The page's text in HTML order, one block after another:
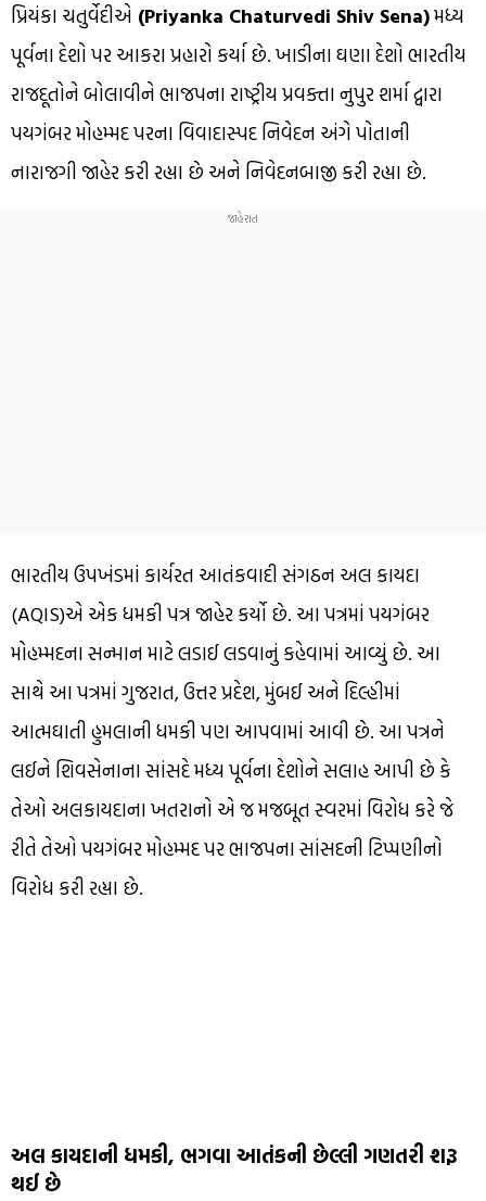
પ્રિયંકા ચતુર્વેદીએ (Priyanka Chaturvedi Shiv Sena)મધ્ય
પૂર્વના દેશો પર આકરા પ્રહારો કર્યા છે. ખાડીના ઘણા દેશો ભારતીય
રાજદૂતોને બોલાવીને ભાજપના રાષ્ટ્રીય પ્રવક્તા નુપુર શર્મા દ્વારા
પયગંબર મોહમ્મદ પરના વિવાદાસ્પદ નિવેદન અંગે પોતાની
નારાજગી જાહેર કરી રહ્યા છે અને નિવેદનબાજી કરી રહ્યા છે.
ભારતીય ઉપખંડમાં કાર્યરત આતંકવાદી સંગઠન અલ કાયદા
(AQIS)એ એક ધમકી પત્ર જાહેર કર્યો છે. આ પત્રમાં પયગંબર
મોહમ્મદના સન્માન માટે લડાઈ લડવાનું કહેવામાં આવ્યું છે. આ
સાથે આ પત્રમાં ગુજરાત, ઉત્તર પ્રદેશ, મુંબઈ અને દિલ્હીમાં
આત્મઘાતી હુમલાની ધમકી પણ આપવામાં આવી છે. આ પત્રને
લઈને શિવસેનાના સાંસદે મધ્ય પૂર્વના દેશોને સલાહ આપી છે કે
તેઓ અલકાયદાના ખતરાનો એ જ મજબૂત સ્વરમાં વિરોધ કરે જે
રીતે તેઓ પયગંબર મોહમ્મદ પર ભાજપના સાંસદની ટિપ્પણીનો
વિરોધ કરી રહ્યા છે.
અલ કાયદાની ધમકી, ભગવા આતંકની છેલ્લી ગણતરી શરૂ
થઈ છે